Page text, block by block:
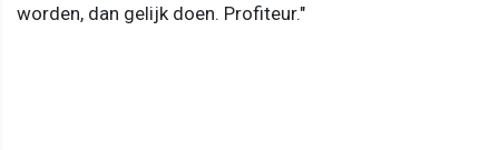
worden, dan gelijk doen. Profiteur."